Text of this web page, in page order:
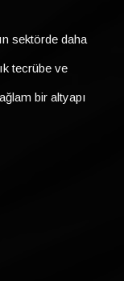
sektörde daha
tecrübe ve
bir altyapı